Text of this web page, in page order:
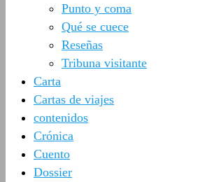
Punto y coma
Qué se cuece
Reseñas
Tribuna visitante
Carta
Cartas de viajes
contenidos
Crónica
Cuento
Dossier